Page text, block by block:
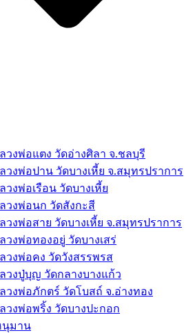
วงพ่อแตง วัดอ่างศิลา จ.ชลบุรี
วงพ่อปาน วัดบางเหี้ย จ.สมุทรปราการ
วงพ่อเรือน วัดบางเหี้ย
วงพ่อนก วัดสังกะสี
วงพ่อสาย วัดบางเหี้ย จ.สมุทรปราการ
วงพ่อทองอยู่ วัดบางเสร่
วงพ่อคง วัดวังสรรพรส
วงปู่บุญ วัดกลางบางแก้ว
วงพ่อภักตร์ วัดโบสถ์ จ.อ่างทอง
วงพ่อพริ้ง วัดบางปะกอก
นุมาน